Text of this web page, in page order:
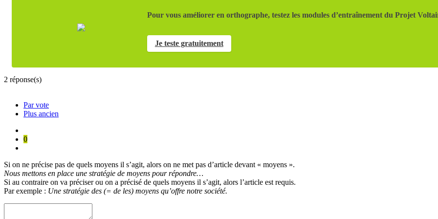
Pour vous améliorer en orthographe, testez les modules d’entraînement du Projet
Je teste gratuitement
2 réponse(s)
Par vote
Plus ancien
0
Si on ne précise pas de quels moyens il s’agit, alors on ne met pas d’article devant « moyens ».
Nous mettons en place une stratégie de moyens pour répondre…
Si au contraire on va préciser ou on a précisé de quels moyens il s’agit, alors l’article est requis.
Par exemple : Une stratégie des (= de les) moyens qu’offre notre société.